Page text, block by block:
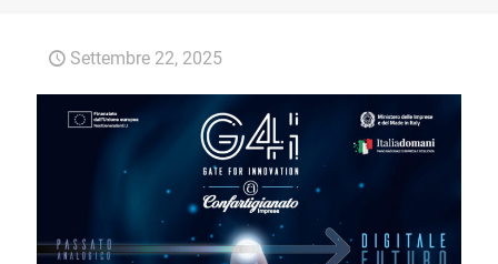
Settembre 22, 2025